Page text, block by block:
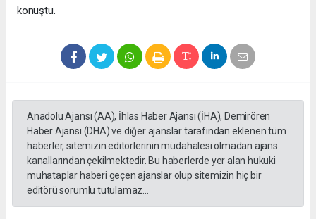
konuştu.
Anadolu Ajansı (AA), İhlas Haber Ajansı (İHA), Demirören
Haber Ajansı (DHA) ve diğer ajanslar tarafından eklenen tüm
haberler, sitemizin editörlerinin müdahalesi olmadan ajans
kanallarından çekilmektedir. Bu haberlerde yer alan hukuki
muhataplar haberi geçen ajanslar olup sitemizin hiç bir
editörü sorumlu tutulamaz...